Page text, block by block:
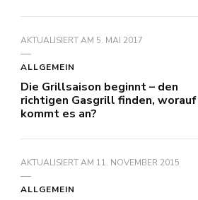
AKTUALISIERT AM 5. MAI 2017
ALLGEMEIN
Die Grillsaison beginnt – den
richtigen Gasgrill finden, worauf
kommt es an?
AKTUALISIERT AM 11. NOVEMBER 2015
ALLGEMEIN